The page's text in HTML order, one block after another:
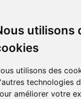
utilisons
utilisons des
technologies
améliorer votre
des
consacrées
kitschs consacrées à